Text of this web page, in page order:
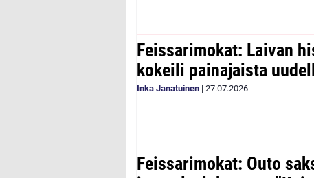
Feissarimokat: Laivan
kokeili painajaista
Inka Janatuinen | 27.07.2026
Feissarimokat: Outo